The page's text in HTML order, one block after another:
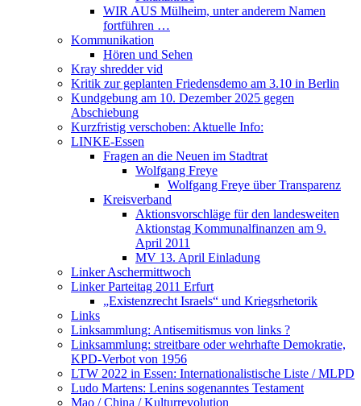
WIR AUS Mülheim, unter anderem Namen
fortführen …
Kommunikation
Hören und Sehen
Kray shredder vid
Kritik zur geplanten Friedensdemo am 3.10 in Berlin
Kundgebung am 10. Dezember 2025 gegen
Abschiebung
Kurzfristig verschoben: Aktuelle Info:
LINKE-Essen
Fragen an die Neuen im Stadtrat
Wolfgang Freye
Wolfgang Freye über Transparenz
Kreisverband
Aktionsvorschläge für den landesweiten
Aktionstag Kommunalfinanzen am 9.
April 2011
MV 13. April Einladung
Linker Aschermittwoch
Linker Parteitag 2011 Erfurt
„Existenzrecht Israels“ und Kriegsrhetorik
Links
Linksammlung: Antisemitismus von links ?
Linksammlung: streitbare oder wehrhafte Demokratie,
KPD-Verbot von 1956
LTW 2022 in Essen: Internationalistische Liste / MLPD
Ludo Martens: Lenins sogenanntes Testament
Mao / China / Kulturrevolution